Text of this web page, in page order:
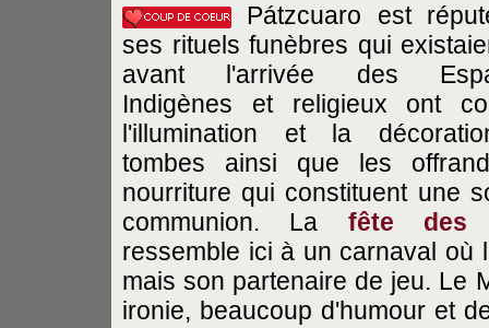
Pátzcuaro est
ses rituels funèbres qui
avant l'arrivée des
Indigènes et religieux ont
l'illumination et la
tombes ainsi que les
nourriture qui constituent une
communion. La fête des
ressemble ici à un carnaval où
mais son partenaire de jeu. Le
ironie, beaucoup d'humour et